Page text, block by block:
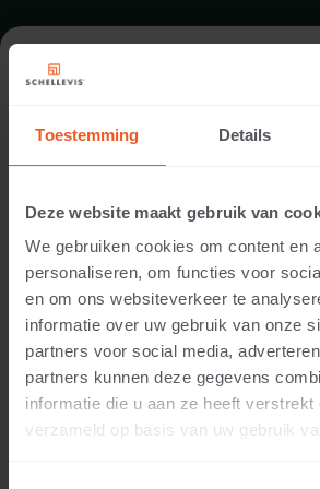
Toestemming Details
Deze website maakt gebruik van
We gebruiken cookies om content en
personaliseren, om functies voor
en om ons websiteverkeer te
informatie over uw gebruik van onze
partners voor social media,
partners kunnen deze gegevens
informatie die u aan ze heeft verstrekt
verzameld op basis van uw gebruik
SWIMMING POOL IN
Location:
Application:
Swimming Pool
Photography:
Cees Rijnen
Products:
Large format slab 1000x1000x5 Grey
Slab 600x600x5 Grey
Slab 600x400x5 Grey
Pool coping 1000x400x5 Grey